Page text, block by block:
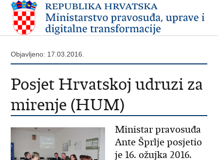
Objavljeno: 17.03.2016.
Posjet Hrvatskoj udruzi za
mirenje (HUM)
Ministar pravosuđa
Ante Šprlje posjetio
je 16. ožujka 2016.